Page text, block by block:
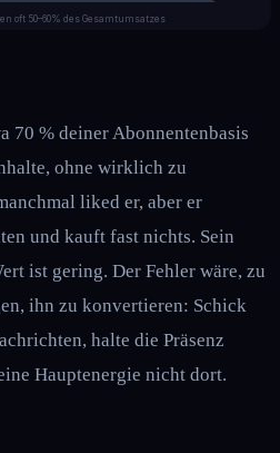
oft 50–60% des Gesamtumsatzes
70 % deiner Abonnentenbasis
ohne wirklich zu
liked er, aber er
und kauft fast nichts. Sein
ist gering. Der Fehler wäre, zu
ihn zu konvertieren: Schick
halte die Präsenz
Hauptenergie nicht dort.